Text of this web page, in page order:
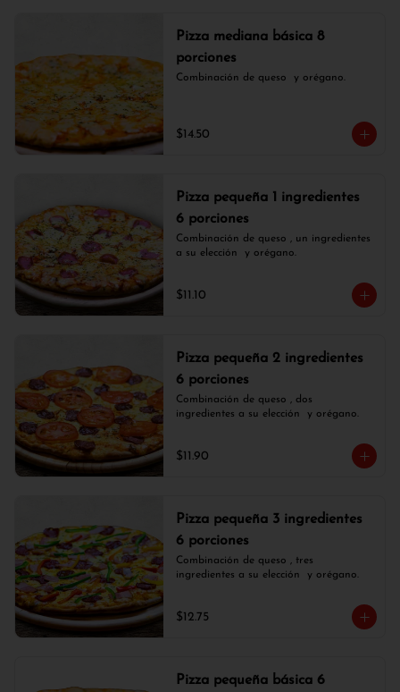
Pizza mediana básica 8
porciones
Combinación de queso  y orégano.
$14.50
Pizza pequeña 1 ingredientes
6 porciones
Combinación de queso , un ingredientes
a su elección  y orégano.
$11.10
Pizza pequeña 2 ingredientes
6 porciones
Combinación de queso , dos
ingredientes a su elección  y orégano.
$11.90
Pizza pequeña 3 ingredientes
6 porciones
Combinación de queso , tres
ingredientes a su elección  y orégano.
$12.75
Pizza pequeña básica 6